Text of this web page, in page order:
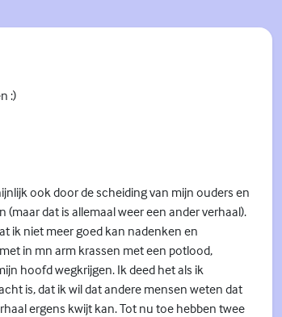
:)
ook door de scheiding van mijn ouders en
dat is allemaal weer een ander verhaal).
ik niet meer goed kan nadenken en
in mn arm krassen met een potlood,
hoofd wegkrijgen. Ik deed het als ik
is, dat ik wil dat andere mensen weten dat
ergens kwijt kan. Tot nu toe hebben twee